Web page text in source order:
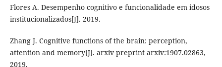
Flores A. Desempenho cognitivo e funcionalidade em idosos
institucionalizados[J]. 2019.
Zhang J. Cognitive functions of the brain: perception,
attention and memory[J]. arxiv preprint arxiv:1907.02863,
2019.